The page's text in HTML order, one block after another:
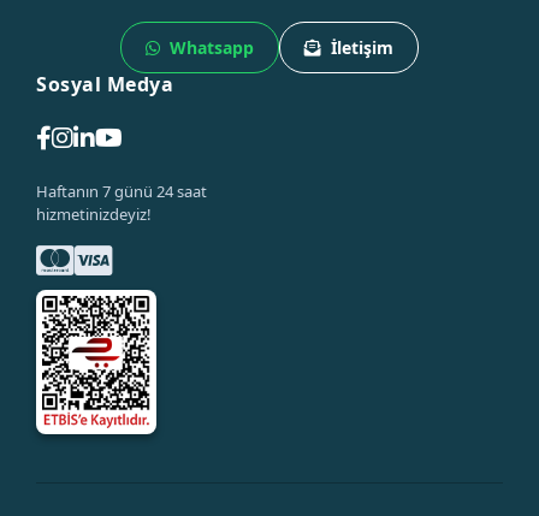
Whatsapp İletişim
Sosyal Medya
Haftanın 7 günü 24 saat
hizmetinizdeyiz!